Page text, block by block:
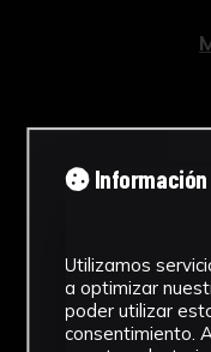
Utilizamos
a optimizar
poder utilizar
consentimiento.